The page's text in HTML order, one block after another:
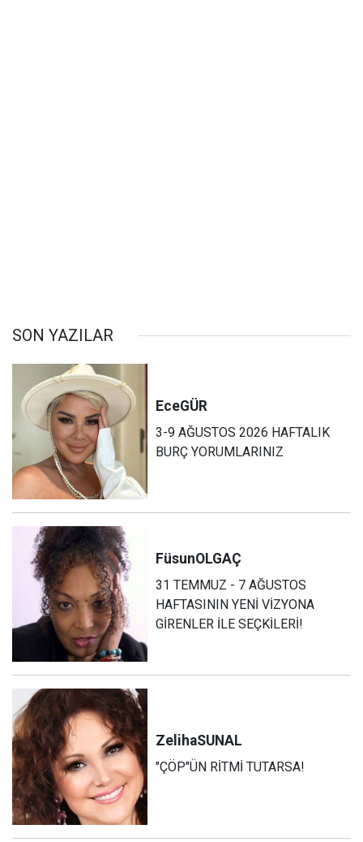
SON YAZILAR
EceGÜR
3-9 AĞUSTOS 2026 HAFTALIK
BURÇ YORUMLARINIZ
FüsunOLGAÇ
31 TEMMUZ - 7 AĞUSTOS
HAFTASININ YENİ VİZYONA
GİRENLER İLE SEÇKİLERİ!
ZelihaSUNAL
"ÇÖP"ÜN RİTMİ TUTARSA!